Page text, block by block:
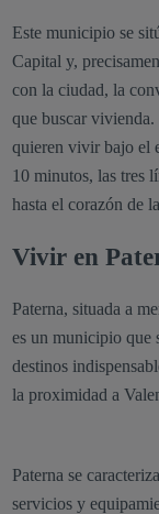
Este municipio se
Capital y,
con la ciudad, la
que buscar vivienda.
quieren vivir bajo el
10 minutos, las tres
hasta el corazón de
Vivir en
Paterna, situada a
es un municipio que
destinos
la proximidad a
Paterna se
servicios y